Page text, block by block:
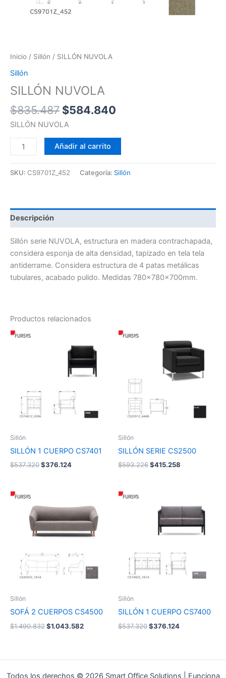
Inicio / Sillón / SILLÓN NUVOLA
Sillón
SILLÓN NUVOLA
$835.487 $584.840
SILLÓN NUVOLA
Añadir al carrito
SKU: CS9701Z_452 Categoría: Sillón
Descripción
Sillón serie NUVOLA, estructura en madera contrachapada,
considera esponja de alta densidad, tapizado en tela tela
antiderrame. Considera estructura de 4 patas metálicas
tubulares, acabado pulido. Medidas 780x780x700mm.
Productos relacionados
Sillón
SILLÓN 1 CUERPO CS7401
$537.320
$537.320.
$376.124
actual
es:
$376.124.
Sillón
SILLÓN SERIE CS2500
$593.226
precio
original
$593.226.
$415.258
precio
actual
es:
$415.258.
Sillón
SOFÁ 2 CUERPOS CS4500
$1.490.832
original
era:
$1.490.832.
$1.043.582
actual
es:
$1.043.582.
Sillón
SILLÓN 1 CUERPO CS7400
$537.320
original
era:
$537.320.
$376.124
actual
es:
$376.124.
Todos los derechos © 2026 Smart Office Solutions | Funciona